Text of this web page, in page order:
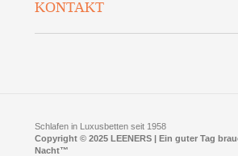
Preisgarantie
Presse
Jobs
Fotoalbum
KONTAKT
Neuer Showroom für unsere
Schlafen in Luxusbetten seit 1958
Copyright © 2025 LEENERS | Ein guter Tag
Nacht™